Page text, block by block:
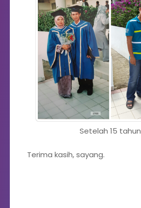
Setelah 15 tahun
Terima kasih, sayang.